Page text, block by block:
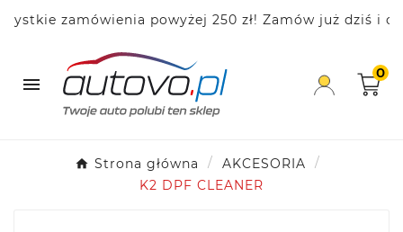
zamówienia powyżej 250 zł! Zamów już dziś i

0
Strona główna
AKCESORIA
K2 DPF CLEANER